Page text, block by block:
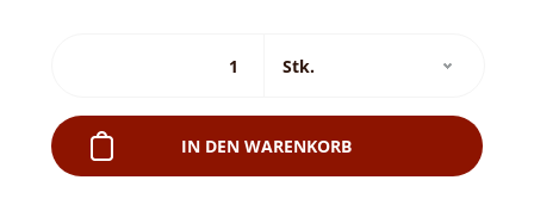
IN DEN WARENKORB